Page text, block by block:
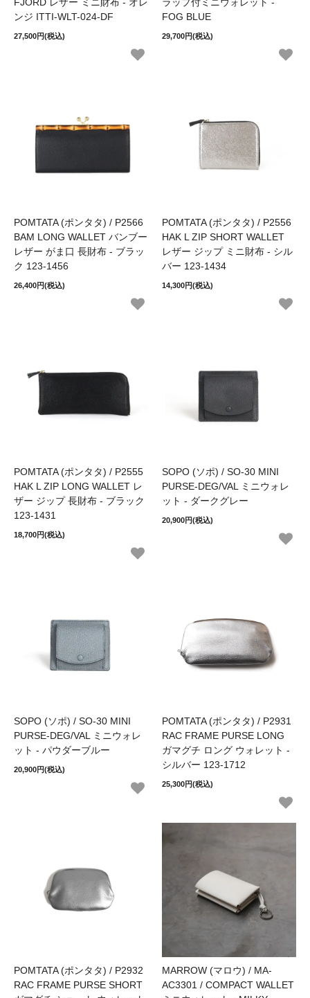
ンジ ITTI-WLT-024-DF
27,500円(税込)
FOG BLUE
29,700円(税込)
POMTATA (ポンタタ) / P2566
BAM LONG WALLET バンブー
レザー がま口 長財布 - ブラッ
ク 123-1456
26,400円(税込)
POMTATA (ポンタタ) / P2556
HAK L ZIP SHORT WALLET
レザー ジップ ミニ財布 - シル
バー 123-1434
14,300円(税込)
POMTATA (ポンタタ) / P2555
HAK L ZIP LONG WALLET レ
ザー ジップ 長財布 - ブラック
123-1431
18,700円(税込)
SOPO (ソポ) / SO-30 MINI
PURSE-DEG/VAL ミニウォレ
ット - ダークグレー
20,900円(税込)
SOPO (ソポ) / SO-30 MINI
PURSE-DEG/VAL ミニウォレ
ット - パウダーブルー
20,900円(税込)
POMTATA (ポンタタ) / P2931
RAC FRAME PURSE LONG
ガマグチ ロング ウォレット -
シルバー 123-1712
25,300円(税込)
POMTATA (ポンタタ) / P2932
RAC FRAME PURSE SHORT
MARROW (マロウ) / MA-
AC3301 / COMPACT WALLET